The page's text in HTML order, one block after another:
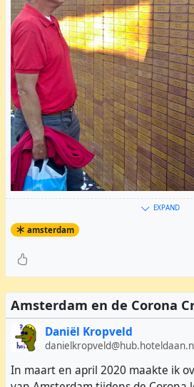
En uiteraard ging onze
slachtoffers met de naam #
EXPAND
amsterdam
Amsterdam en de Corona
Daniël Kropveld
In maart en april 2020 maakte ik